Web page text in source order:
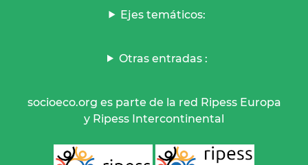
Ejes temáticos:
Otras entradas :
socioeco.org es parte de la red Ripess Europa
y Ripess Intercontinental